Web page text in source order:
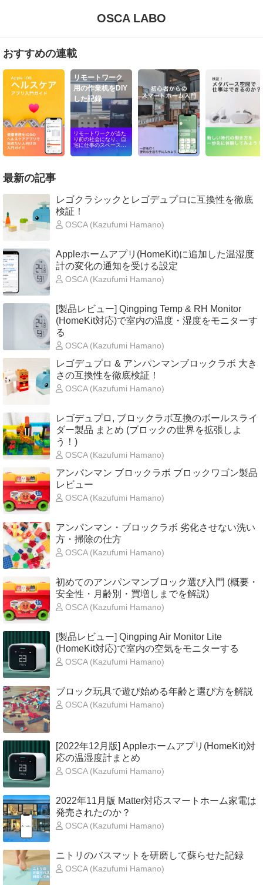
OSCA LABO
おすすめの連載
リモートワーク
用の作業机をDIY
した記録
リモートワークが当た
り前の社会になり、自
宅に仕事のスペースが
必要になった方が多い
のではないでしょう
ないかとDIYで自作し
た記録を残します。
最新の記事
レゴクラシックとレゴデュプロに互換性を徹底
検証！
OSCA (Kazufumi Hamano)
Appleホームアプリ(HomeKit)に追加した温湿度
計の変化の通知を受ける設定
OSCA (Kazufumi Hamano)
[製品レビュー] Qingping Temp & RH Monitor
(HomeKit対応)で室内の温度・湿度をモニターす
る
OSCA (Kazufumi Hamano)
レゴデュプロ & アンパンマンブロックラボ 大き
さの互換性を徹底検証！
OSCA (Kazufumi Hamano)
レゴデュプロ, ブロックラボ互換のボールスライ
ダー製品 まとめ (ブロックの世界を拡張しよ
う！)
OSCA (Kazufumi Hamano)
アンパンマン ブロックラボ ブロックワゴン製品
レビュー
OSCA (Kazufumi Hamano)
アンパンマン・ブロックラボ 劣化させない洗い
方・掃除の仕方
OSCA (Kazufumi Hamano)
初めてのアンパンマンブロック選び入門 (概要・
安全性・月齢別・買増しまでを解説)
OSCA (Kazufumi Hamano)
[製品レビュー] Qingping Air Monitor Lite
(HomeKit対応)で室内の空気をモニターする
OSCA (Kazufumi Hamano)
ブロック玩具で遊び始める年齢と選び方を解説
OSCA (Kazufumi Hamano)
[2022年12月版] Appleホームアプリ(HomeKit)対
応の温湿度計まとめ
OSCA (Kazufumi Hamano)
2022年11月版 Matter対応スマートホーム家電は
発売されたのか？
OSCA (Kazufumi Hamano)
ニトリのバスマットを研磨して蘇らせた記録
OSCA (Kazufumi Hamano)